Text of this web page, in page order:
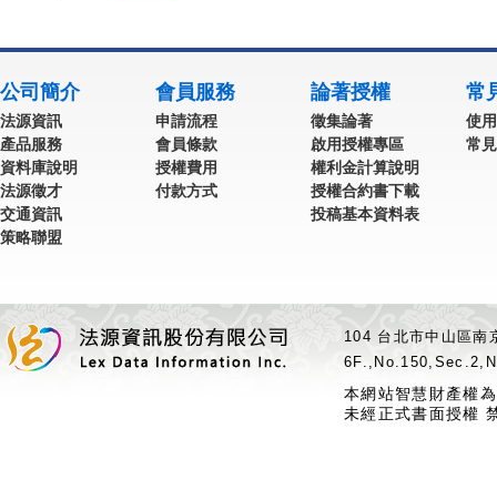
公司簡介
法源資訊
產品服務
資料庫說明
法源徵才
交通資訊
策略聯盟
會員服務
申請流程
會員條款
授權費用
付款方式
論著授權
徵集論著
啟用授權專區
權利金計算說明
授權合約書下載
投稿基本資料表
常
使
常
104 台北市中山區
本網站智慧財產權
未經正式書面授權